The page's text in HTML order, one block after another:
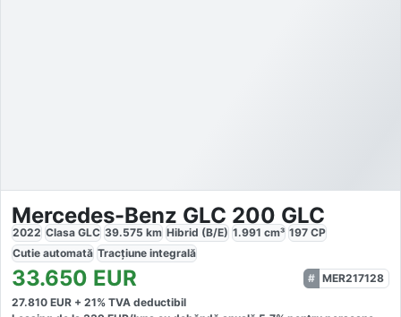
Mercedes-Benz GLC 200 GLC
2022 Clasa GLC 39.575 km Hibrid (B/E) 1.991 cm³ 197 CP
Cutie automată Tracțiune integrală
33.650 EUR
MER217128
27.810 EUR + 21% TVA deductibil